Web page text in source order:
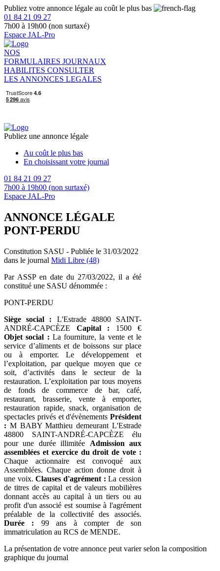
Publiez votre annonce légale au coût le plus bas
01 84 21 09 27
7h00 à 19h00 (non surtaxé)
Espace JAL-Pro
NOS
FORMULAIRES JOURNAUX
HABILITES CONSULTER
LES ANNONCES LEGALES
Publiez une annonce légale
Au coût le plus bas
En choisissant votre journal
01 84 21 09 27
7h00 à 19h00 (non surtaxé)
Espace JAL-Pro
ANNONCE LÉGALE
PONT-PERDU
Constitution SASU - Publiée le 31/03/2022
dans le journal Midi Libre (48)
Par ASSP en date du 27/03/2022, il a été
constitué une SASU dénommée :
PONT-PERDU
Siège social : L'Estrade 48800 SAINT-
ANDRÉ-CAPCÈZE Capital : 1500 €
Objet social : La fourniture, la vente et le
service d’aliments et de boissons sur place
ou à emporter. Le développement et
l’exploitation, par quelque moyen que ce
soit, d’activités dans le secteur de la
restauration. L’exploitation par tous moyens
de fonds de commerce de bar, café,
restaurant, brasserie, vente à emporter,
restauration rapide, snack, organisation de
spectacles privés et d'évènements Président
: M BABY Matthieu demeurant L'Estrade
48800 SAINT-ANDRÉ-CAPCÈZE élu
pour une durée illimitée Admission aux
assemblées et exercice du droit de vote :
Chaque actionnaire est convoqué aux
Assemblées. Chaque action donne droit à
une voix.Clauses d'agrément : La cession
de titres de capital et de valeurs mobilières
donnant accès au capital à un tiers ou au
profit d'un associé est soumise à l'agrément
préalable de la collectivité des associés.
Durée : 99 ans à compter de son
immatriculation au RCS de MENDE.
La présentation de votre annonce peut varier selon la composition
graphique du journal